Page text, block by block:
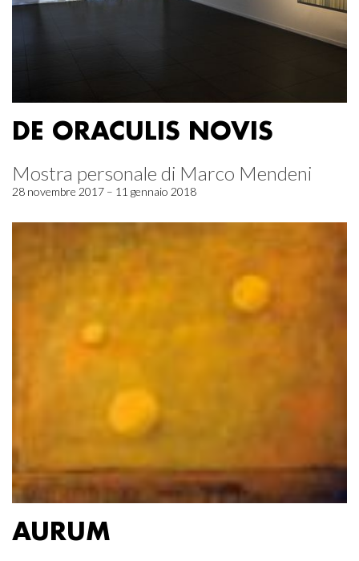
DE ORACULIS NOVIS
Mostra personale di Marco Mendeni
28 novembre 2017 – 11 gennaio 2018
AURUM